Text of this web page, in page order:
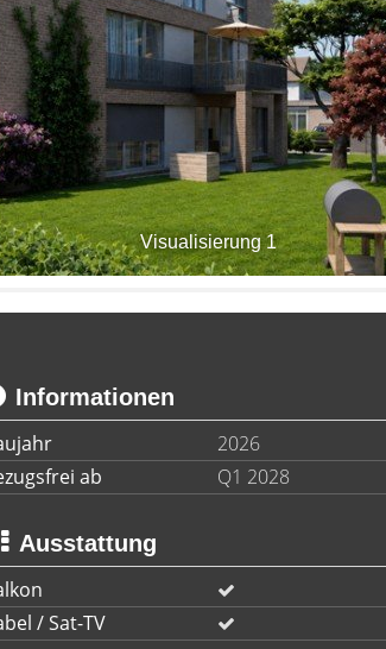
Visualisierung 1
Informationen
2026
ab
Q1 2028
Ausstattung
/ Sat-TV